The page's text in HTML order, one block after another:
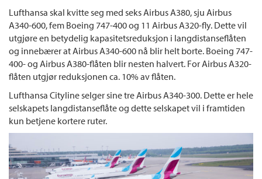
Lufthansa skal kvitte seg med seks Airbus A380, sju Airbus
A340-600, fem Boeing 747-400 og 11 Airbus A320-fly. Dette vil
utgjøre en betydelig kapasitetsreduksjon i langdistanseflåten
og innebærer at Airbus A340-600 nå blir helt borte. Boeing 747-
400- og Airbus A380-flåten blir nesten halvert. For Airbus A320-
flåten utgjør reduksjonen ca. 10% av flåten.
Lufthansa Cityline selger sine tre Airbus A340-300. Dette er hele
selskapets langdistanseflåte og dette selskapet vil i framtiden
kun betjene kortere ruter.